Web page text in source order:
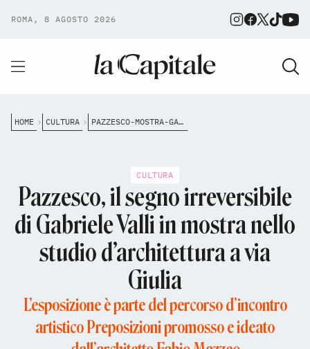
ROMA, 8 AGOSTO 2026
HOME CULTURA PAZZESCO-MOSTRA-GABRIELE-VALLI-STUDIO-FABIO-MAZZEO-ARCHITETTO
CULTURA
Pazzesco, il segno irreversibile
di Gabriele Valli in mostra nello
studio d’architettura a via
Giulia
L’esposizione è parte del percorso d’incontro
artistico Preposizioni promosso e ideato